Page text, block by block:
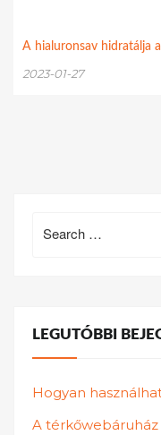
A hialuronsav hidratálja
2023-01-27
for:
LEGUTÓBBI
Hogyan
A